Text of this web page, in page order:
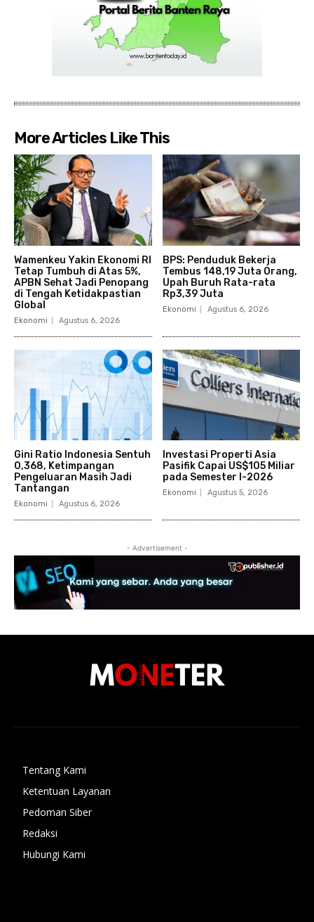
More Articles Like This
Wamenkeu Yakin Ekonomi RI
Tetap Tumbuh di Atas 5%,
APBN Sehat Jadi Penopang
di Tengah Ketidakpastian
Global
Ekonomi Agustus 6, 2026
BPS: Penduduk Bekerja
Tembus 148,19 Juta Orang,
Upah Buruh Rata-rata
Rp3,39 Juta
Ekonomi Agustus 6, 2026
Gini Ratio Indonesia Sentuh
0,368, Ketimpangan
Pengeluaran Masih Jadi
Tantangan
Ekonomi Agustus 6, 2026
Investasi Properti Asia
Pasifik Capai US$105 Miliar
pada Semester I-2026
Ekonomi Agustus 5, 2026
- Advertisement -
Tentang Kami
Ketentuan Layanan
Pedoman Siber
Redaksi
Hubungi Kami